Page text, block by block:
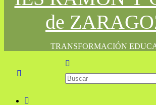
de
TRANSFORMACIÓN